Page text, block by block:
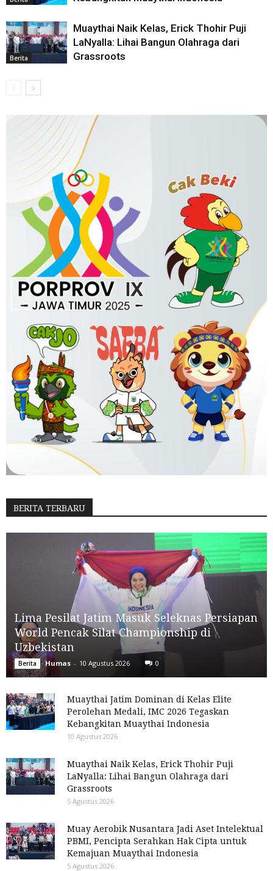
Berita
Muaythai Naik Kelas, Erick Thohir Puji
LaNyalla: Lihai Bangun Olahraga dari
Grassroots
BERITA TERBARU
Lima Pesilat Jatim Masuk Seleknas Persiapan
World Pencak Silat Championship di
Uzbekistan
Berita Humas - 10 Agustus 2026 0
Muaythai Jatim Dominan di Kelas Elite
Perolehan Medali, IMC 2026 Tegaskan
Kebangkitan Muaythai Indonesia
10 Agustus 2026
Muaythai Naik Kelas, Erick Thohir Puji
LaNyalla: Lihai Bangun Olahraga dari
Grassroots
5 Agustus 2026
Muay Aerobik Nusantara Jadi Aset Intelektual
PBMI, Pencipta Serahkan Hak Cipta untuk
Kemajuan Muaythai Indonesia
5 Agustus 2026